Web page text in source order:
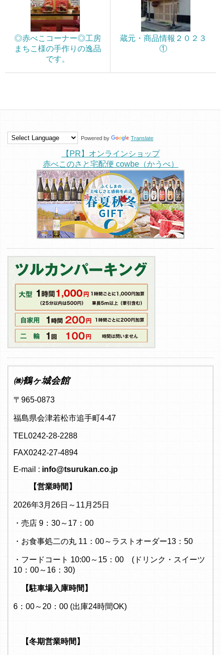
◎赤べこコーナー◎工房
まちこ様の手作りの逸品
です。
蔵元・商品情報２０２３
①
Powered by Translate
【PR】オンラインショップ
赤べこのさと宅配便 cowbe（かうべ）
㈱鶴ヶ城会館
〒965-0873
福島県会津若松市追手町4-47
TEL0242-28-2288
FAX0242-27-4894
E-mail : info@tsurukan.co.jp
【営業時間】
2026年3月26日～11月25日
・売店 9：30～17：00
・お食事処二の丸 11：00～ラストオーダー13：50
・フードコート 10:00～15：00 (ドリンク・スイーツ
10：00～16：30)
【駐車場入庫時間】
6：00～20：00 (出庫24時間OK)
【冬期営業時間】